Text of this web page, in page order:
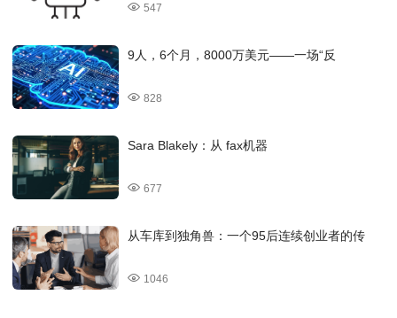
547
9人，6个月，8000万美元——一场“反
828
Sara Blakely：从 fax机器
677
从车库到独角兽：一个95后连续创业者的传
1046